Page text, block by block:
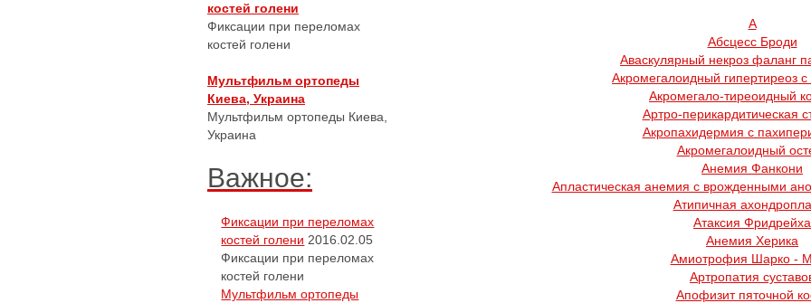
костей голени
Фиксации при переломах
костей голени
Мультфильм ортопеды
Киева, Украина
Мультфильм ортопеды Киева,
Украина
Важное:
Фиксации при переломах
костей голени 2016.02.05
Фиксации при переломах
костей голени
Мультфильм ортопеды
А
Абсцесс Броди
Аваскулярный некроз фаланг
Акромегалоидный гипертиреоз с
Акромегало-тиреоидный
Артро-перикардитическая
Акропахидермия с
Акромегалоидный
Анемия Фанкони
Апластическая анемия с врожденными
Атипичная
Атаксия Фридрейха
Анемия Херика
Амиотрофия Шарко -
Артропатия
Апофизит пяточной